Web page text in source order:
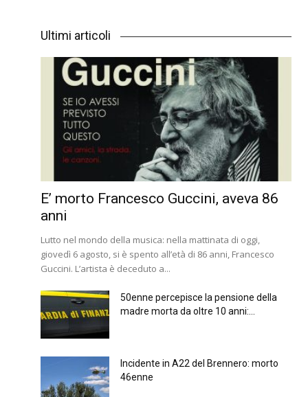
Ultimi articoli
E’ morto Francesco Guccini, aveva 86
anni
Lutto nel mondo della musica: nella mattinata di oggi,
giovedì 6 agosto, si è spento all’età di 86 anni, Francesco
Guccini. L’artista è deceduto a...
50enne percepisce la pensione della
madre morta da oltre 10 anni:...
Incidente in A22 del Brennero: morto
46enne